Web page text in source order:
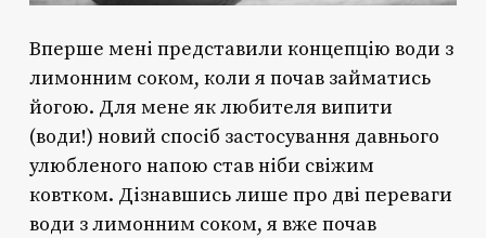
Вперше мені представили концепцію води з
лимонним соком, коли я почав займатись
йогою. Для мене як любителя випити
(води!) новий спосіб застосування давнього
улюбленого напою став ніби свіжим
ковтком. Дізнавшись лише про дві переваги
води з лимонним соком, я вже почав